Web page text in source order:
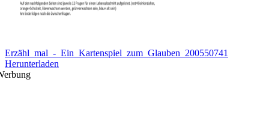
Erzähl_mal_-_Ein_Kartenspiel_zum_Glauben_200550741
Herunterladen